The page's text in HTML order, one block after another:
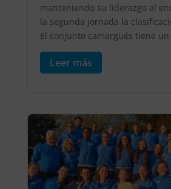
manteniendo su liderazgo al
la segunda jornada la
El conjunto camargués tiene
Leer más